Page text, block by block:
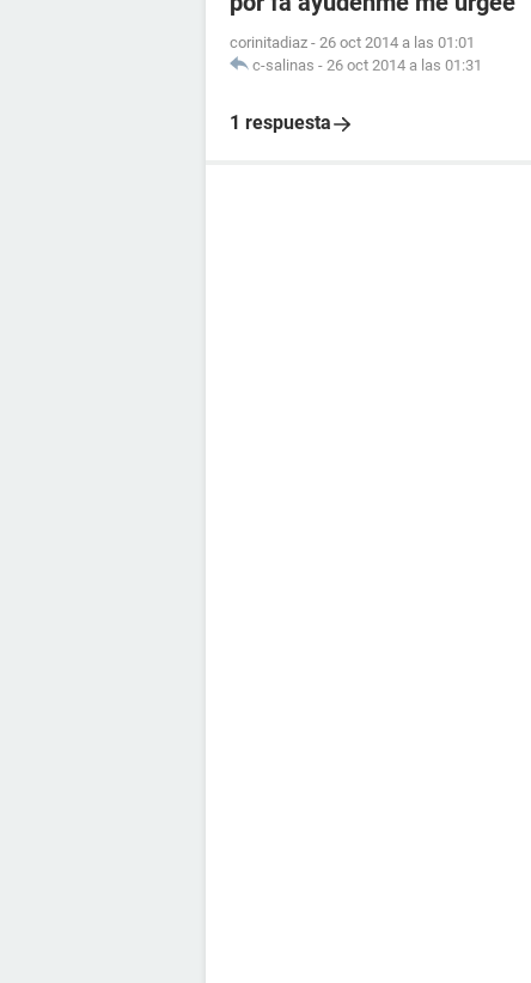
corinitadiaz - 26 oct 2014 a las 01:01
c-salinas - 26 oct 2014 a las 01:31
1 respuesta